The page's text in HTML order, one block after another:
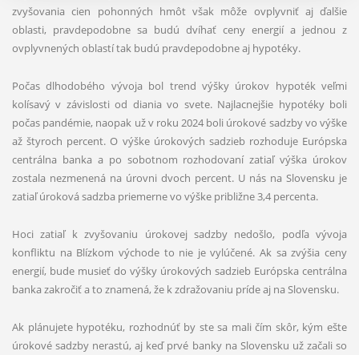
zvyšovania cien pohonných hmôt však môže ovplyvniť aj ďalšie
oblasti, pravdepodobne sa budú dvíhať ceny energií a jednou z
ovplyvnených oblastí tak budú pravdepodobne aj hypotéky.
Počas dlhodobého vývoja bol trend výšky úrokov hypoték veľmi
kolísavý v závislosti od diania vo svete. Najlacnejšie hypotéky boli
počas pandémie, naopak už v roku 2024 boli úrokové sadzby vo výške
až štyroch percent. O výške úrokových sadzieb rozhoduje Európska
centrálna banka a po sobotnom rozhodovaní zatiaľ výška úrokov
zostala nezmenená na úrovni dvoch percent. U nás na Slovensku je
zatiaľ úroková sadzba priemerne vo výške približne 3,4 percenta.
Hoci zatiaľ k zvyšovaniu úrokovej sadzby nedošlo, podľa vývoja
konfliktu na Blízkom východe to nie je vylúčené. Ak sa zvýšia ceny
energií, bude musieť do výšky úrokových sadzieb Európska centrálna
banka zakročiť a to znamená, že k zdražovaniu príde aj na Slovensku.
Ak plánujete hypotéku, rozhodnúť by ste sa mali čím skôr, kým ešte
úrokové sadzby nerastú, aj keď prvé banky na Slovensku už začali so